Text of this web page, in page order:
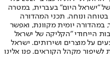
"ישראל היום" בעברית, במטרה
ונוחה. תכני המהדורה
במהדורה יומית מקוונת, ואפשר
הייחודי "הקליקה של ישראל
על מוצרים ושירותים. ישראל
מקהל הקוראים. פנו אלינו